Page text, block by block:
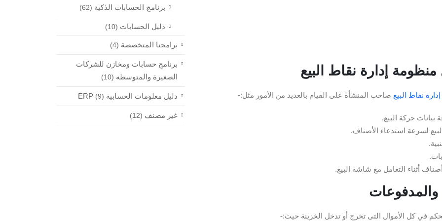
إدارة نقاط البيع
إدارة نقاط البيع صاحب المنشأة على القيام بالعديد من الأمور مثل:-
حركة البيع.
لسرعة استدعاء الأصناف.
أثناء التعامل مع شاشة البيع.
والمدفوعات
في كل الأموال التى تخرج أو تدخل الخزينة حيث:-
برنامج الحسابات الذكية (62)
دليل الحسابات (10)
برامجنا المتخصصة (4)
برنامج حسابات ومخازن للشركات
الصغيرة والمتوسطه (10)
دليل معلومات الحسابية ERP (9)
غير مصنف (12)